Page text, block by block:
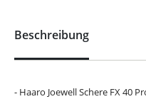
Beschreibung
- Haaro Joewell Schere FX 40